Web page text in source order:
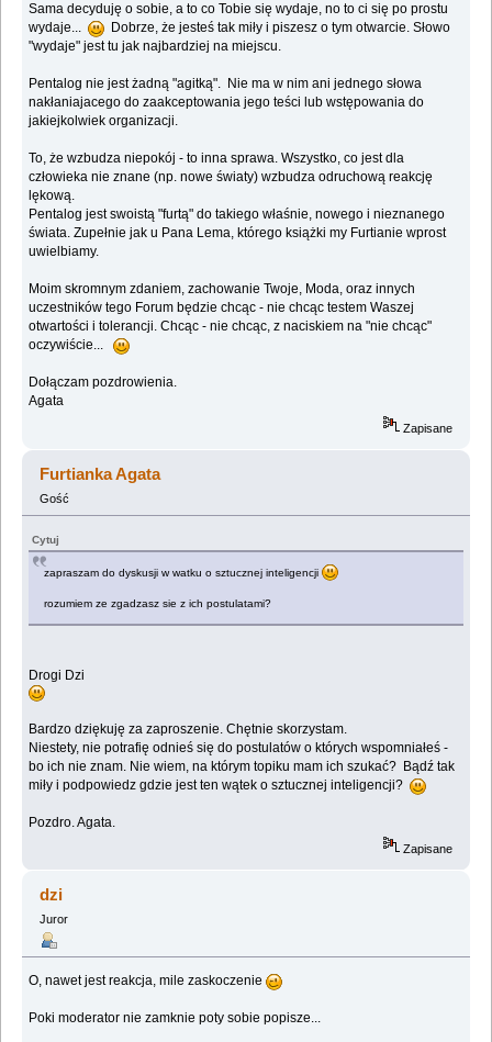
Sama decyduję o sobie, a to co Tobie się wydaje, no to ci się po prostu
wydaje...
Dobrze, że jesteś tak miły i piszesz o tym otwarcie. Słowo
"wydaje" jest tu jak najbardziej na miejscu.
Pentalog nie jest żadną "agitką". Nie ma w nim ani jednego słowa
nakłaniajacego do zaakceptowania jego teści lub wstępowania do
jakiejkolwiek organizacji.
To, że wzbudza niepokój - to inna sprawa. Wszystko, co jest dla
człowieka nie znane (np. nowe światy) wzbudza odruchową reakcję
lękową.
Pentalog jest swoistą "furtą" do takiego właśnie, nowego i nieznanego
świata. Zupełnie jak u Pana Lema, którego książki my Furtianie wprost
uwielbiamy.
Moim skromnym zdaniem, zachowanie Twoje, Moda, oraz innych
uczestników tego Forum będzie chcąc - nie chcąc testem Waszej
otwartości i tolerancji. Chcąc - nie chcąc, z naciskiem na "nie chcąc"
oczywiście...
Dołączam pozdrowienia.
Agata
Zapisane
Furtianka Agata
Gość
Cytuj
zapraszam do dyskusji w watku o sztucznej inteligencji
rozumiem ze zgadzasz sie z ich postulatami?
Drogi Dzi
Bardzo dziękuję za zaproszenie. Chętnie skorzystam.
Niestety, nie potrafię odnieś się do postulatów o których wspomniałeś -
bo ich nie znam. Nie wiem, na którym topiku mam ich szukać? Bądź tak
miły i podpowiedz gdzie jest ten wątek o sztucznej inteligencji?
Pozdro. Agata.
Zapisane
dzi
Juror
O, nawet jest reakcja, mile zaskoczenie
Poki moderator nie zamknie poty sobie popisze...